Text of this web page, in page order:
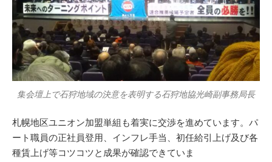
集会壇上で石狩地域の決意を表明する石狩地協光崎副事務局長
札幌地区ユニオン加盟単組も着実に交渉を進めています。パ
ート職員の正社員登用、インフレ手当、初任給引上げ及び各
種賃上げ等コツコツと成果が確認できていま